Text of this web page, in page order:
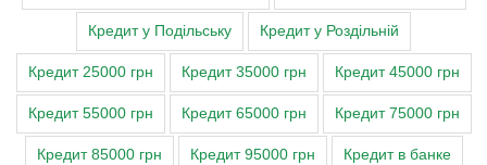
Кредит у Подільську Кредит у Роздільній
Кредит 25000 грн Кредит 35000 грн Кредит 45000 грн
Кредит 55000 грн Кредит 65000 грн Кредит 75000 грн
Кредит 85000 грн Кредит 95000 грн Кредит в банке